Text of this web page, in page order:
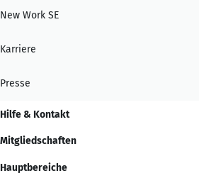
New Work SE
Karriere
Presse
Hilfe & Kontakt
Mitgliedschaften
Hauptbereiche